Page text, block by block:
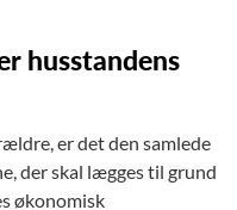
husstandens
er det den samlede
der skal lægges til grund
økonomisk